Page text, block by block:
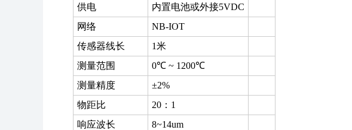
供电
内置电池或外接5VDC
网络
NB-IOT
传感器线长
1米
测量范围
0℃ ~ 1200℃
测量精度
±2%
物距比
20：1
响应波长
8~14um